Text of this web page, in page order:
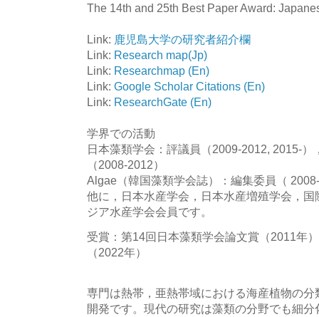
The 14th and 25th Best Paper Award:
Link: 鹿児島大学の研究者紹介欄
Link: Research map(Jp)
Link: Researchmap (En)
Link: Google Scholar Citations (En)
Link: ResearchGate (En)
学界での活動
日本藻類学会：評議員（2009-2012, 2015-）
（2008-2012）
Algae（韓国藻類学会誌）：編集委員（
他に，日本水産学会，日本水産増殖学会，
ジア水産学会会員です。
受賞：第14回日本藻類学会論文賞（2011年
（2022年）
専門は熱帯，亜熱帯域における海産植物の
開発です。現代の研究は藻類の分野でも細